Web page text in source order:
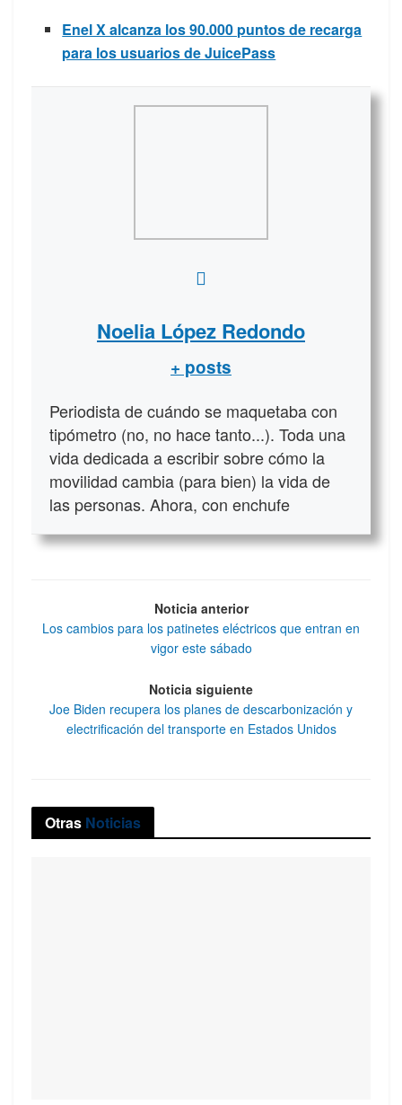
Enel X alcanza los 90.000 puntos de recarga
para los usuarios de JuicePass
Noelia López Redondo
+ posts
Periodista de cuándo se maquetaba con
tipómetro (no, no hace tanto...). Toda una
vida dedicada a escribir sobre cómo la
movilidad cambia (para bien) la vida de
las personas. Ahora, con enchufe
Noticia anterior
Los cambios para los patinetes eléctricos que entran en
vigor este sábado
Noticia siguiente
Joe Biden recupera los planes de descarbonización y
electrificación del transporte en Estados Unidos
Otras Noticias